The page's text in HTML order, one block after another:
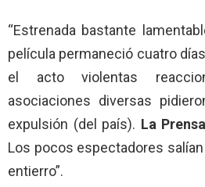
“Estrenada bastante
película permaneció cuatro
el acto violentas
asociaciones diversas
expulsión (del país). La Prensa
Los pocos espectadores
entierro”.